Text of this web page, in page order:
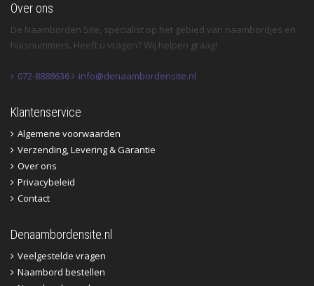
Over ons
De Naamborden Site, specialist op het gebied van naambordjes en
huisnummers. Heeft u vragen? Wij helpen graag!
072-8888636 info@denaambordensite.nl
Klantenservice
Algemene voorwaarden
Verzending, Levering & Garantie
Over ons
Privacybeleid
Contact
Denaambordensite.nl
Veelgestelde vragen
Naambord bestellen